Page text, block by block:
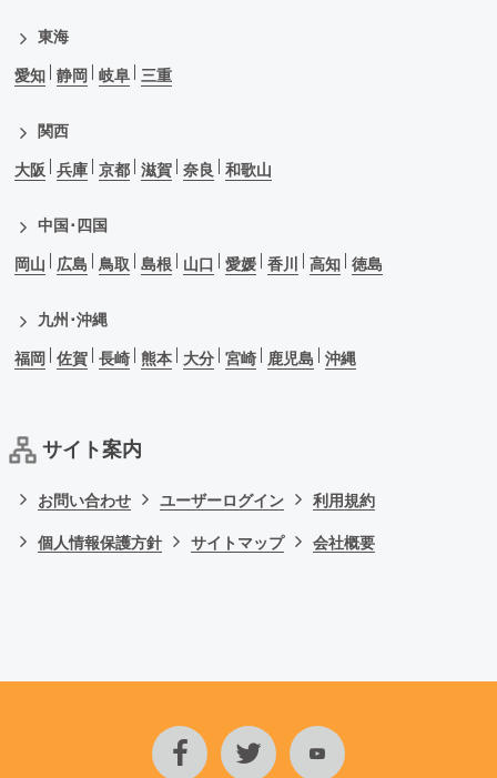
東海
愛知 静岡 岐阜 三重
関西
大阪 兵庫 京都 滋賀 奈良 和歌山
中国･四国
岡山 広島 鳥取 島根 山口 愛媛 香川 高知 徳島
九州･沖縄
福岡 佐賀 長崎 熊本 大分 宮崎 鹿児島 沖縄
サイト案内
お問い合わせ ユーザーログイン 利用規約
個人情報保護方針 サイトマップ 会社概要